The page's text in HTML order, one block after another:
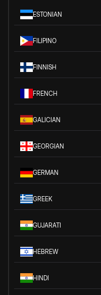
ESTONIAN
FILIPINO
FINNISH
FRENCH
GALICIAN
GEORGIAN
GERMAN
GREEK
GUJARATI
HEBREW
HINDI